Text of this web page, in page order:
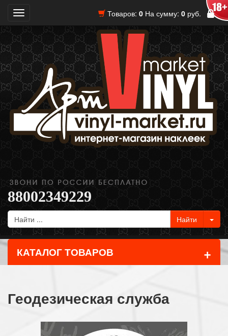
Товаров: 0 На сумму: 0 руб.
Toggle
navigation
88002349229
КАТАЛОГ ТОВАРОВ +
Геодезическая служба